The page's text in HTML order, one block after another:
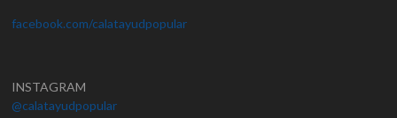
facebook.com/calatayudpopular
INSTAGRAM
@calatayudpopular